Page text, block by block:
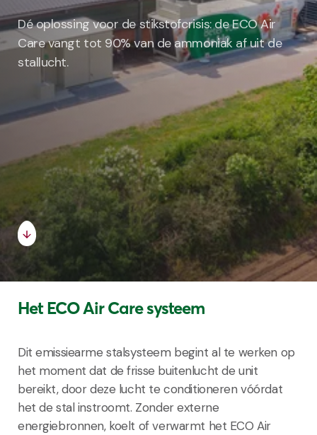
Dé oplossing voor de stikstofcrisis: de ECO Air
Care vangt tot 90% van de ammoniak af uit de
stallucht.
Het ECO Air Care systeem
Dit emissiearme stalsysteem begint al te werken op
het moment dat de frisse buitenlucht de unit
bereikt, door deze lucht te conditioneren vóórdat
het de stal instroomt. Zonder externe
energiebronnen, koelt of verwarmt het ECO Air